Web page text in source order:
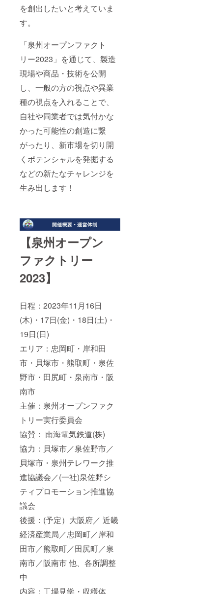
を創出したいと考えていま
す。
「泉州オープンファクト
リー2023」を通じて、製造
現場や商品・技術を公開
し、一般の方の視点や異業
種の視点を入れることで、
自社や同業者では気付かな
かった可能性の創造に繋
がったり、新市場を切り開
くポテンシャルを発掘する
などの新たなチャレンジを
生み出します！
【泉州オープン
ファクトリー
2023】
日程：2023年11⽉16⽇
(⽊)・17⽇(⾦)・18⽇(⼟)・
19⽇(⽇)
エリア：忠岡町・岸和⽥
市・⾙塚市・熊取町・泉佐
野市・⽥尻町・泉南市・阪
南市
主催：泉州オープンファク
トリー実⾏委員会
協賛： 南海電気鉄道(株)
協力：⾙塚市／泉佐野市／
⾙塚市・泉州テレワーク推
進協議会／(⼀社)泉佐野シ
ティプロモーション推進協
議会
後援：(予定）大阪府／ 近畿
経済産業局／忠岡町／岸和
⽥市／熊取町／⽥尻町／泉
南市／阪南市 他、各所調整
中
内容：⼯場⾒学・収穫体